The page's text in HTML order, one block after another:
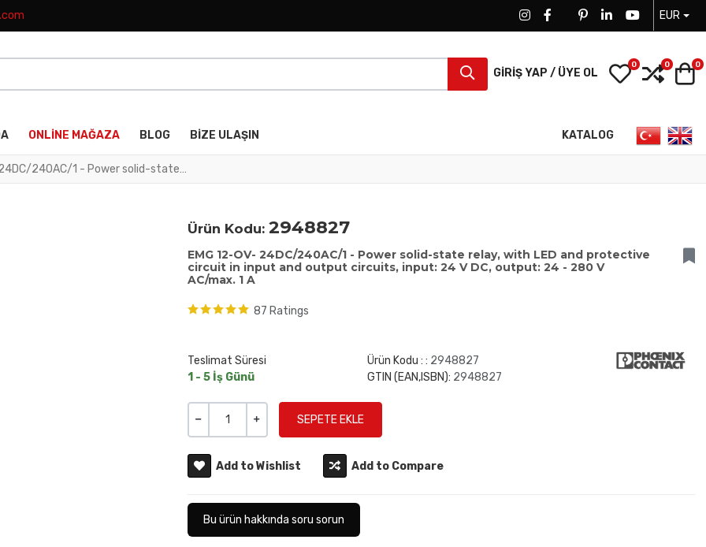
FACEBOOK SOCIAL LINK
FACEBOOK SOCIAL LINK
TWITTER SOCIAL LINK
PINTEREST SOCIAL LINK
LINKEDIN SOCIAL
YOUTUBE
EUR
GIRIŞ YAP / ÜYE OL My Wishlist
0 0 0
ONLINE MAĞAZA BLOG BIZE ULAŞIN KATALOG Dilinizi seçin
EMG 12-OV- 24DC/240AC/1 - Power solid-state relay, with LED and protective circuit in input and output circuits, input: 24 V DC, output: 24 - 280 V AC/max. 1 A
Ürün Kodu: 2948827
EMG 12-OV- 24DC/240AC/1 - Power solid-state relay, with LED and protective
circuit in input and output circuits, input: 24 V DC, output: 24 - 280 V
AC/max. 1 A
87 Ratings
Teslimat Süresi
1 - 5 İş Günü
Ürün Kodu : : 2948827
GTIN (EAN,ISBN): 2948827
Add to Wishlist Add to Compare
Bu ürün hakkında soru sorun